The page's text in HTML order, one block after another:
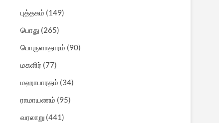
புத்தகம் (149)
பொது (265)
பொருளாதாரம் (90)
மகளிர் (77)
மஹாபாரதம் (34)
ராமாயணம் (95)
வரலாறு (441)